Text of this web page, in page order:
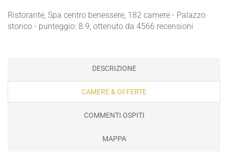
Ristorante, Spa centro benessere, 182 camere - Palazzo
storico - punteggio: 8.9, ottenuto da 4566 recensioni
DESCRIZIONE
CAMERE & OFFERTE
COMMENTI OSPITI
MAPPA